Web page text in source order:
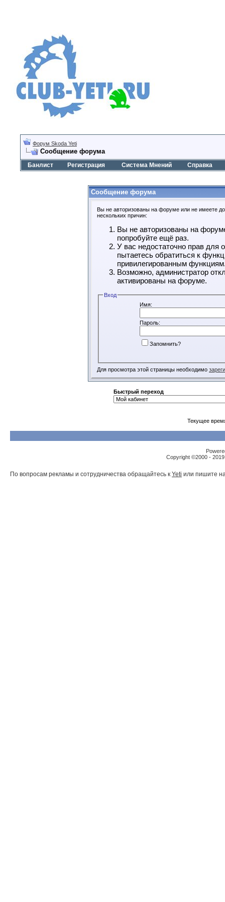
Форум Skoda Yeti
Сообщение форума
Банлист Регистрация Система Мнений Справка
Сообщение форума
Вы не авторизованы на форуме или не имеете
нескольких причин:
Вы не авторизованы на
попробуйте ещё раз.
У вас недостаточно прав для
пытаетесь обратиться к
привилегированным
Возможно, администратор
активированы на форуме.
Вход
Имя:
Пароль:
Запомнить?
Для просмотра этой страницы необходимо
Быстрый переход
Текущее
Copyright ©2000 -
По вопросам рекламы и сотрудничества обращайтесь к Yeti или пишите